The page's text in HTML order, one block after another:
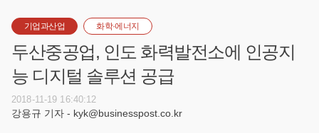
기업과산업 화학·에너지
두산중공업, 인도 화력발전소에 인공지
능 디지털 솔루션 공급
2018-11-19 16:40:12
강용규 기자 - kyk@businesspost.co.kr